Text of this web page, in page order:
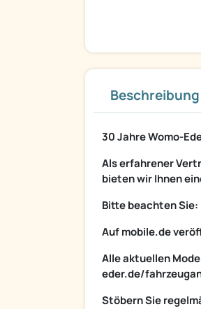
Beschreibung
30 Jahre Womo-
Als erfahrener
bieten wir Ihnen
Bitte beachten Sie:
Auf mobile.de
Alle aktuellen
eder.de/
Stöbern Sie